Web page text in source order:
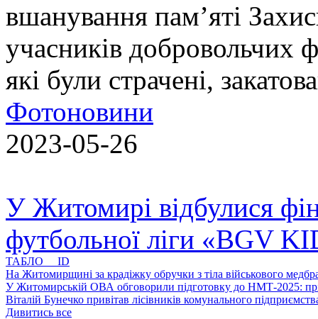
вшанування пам’яті
учасників добровольчих
які були страчені,
Фотоновини
2023-05-26
У Житомирі відбулися
футбольної ліги «BGV
ТАБЛО ID
На Житомирщині за крадіжку обручки з тіла військового
У Житомирській ОВА обговорили підготовку до НМТ-2025:
Віталій Бунечко привітав лісівників комунального
Дивитись все